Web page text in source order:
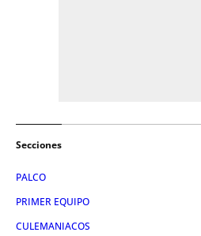
Secciones
PALCO
PRIMER EQUIPO
CULEMANIACOS